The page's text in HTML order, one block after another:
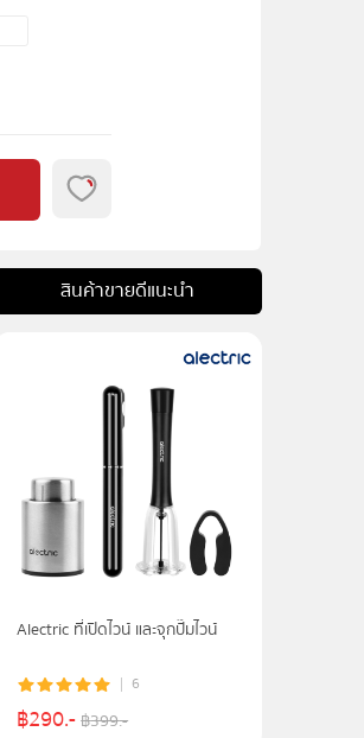
สินค้าขายดีแนะนำ
Alectric ที่เปิดไวน์ และจุกปั๊มไวน์
6
฿290.-฿399.-